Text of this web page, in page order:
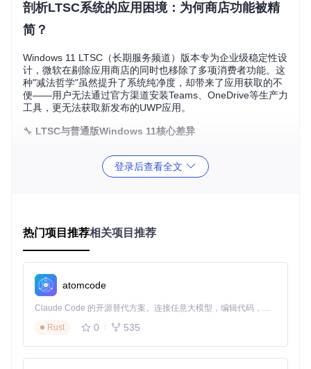
剖析LTSC系统的应用困境：为何商店功能被精
简？
Windows 11 LTSC（长期服务频道）版本专为企业级稳定性设
计，微软在剔除应用商店的同时也移除了多项消费者功能。这
种"减法哲学"虽然提升了系统纯净度，却带来了应用获取的不
便——用户无法通过官方渠道安装Teams、OneDrive等生产力
工具，更无法获取新发布的UWP应用。
🔧 LTSC与普通版Windows 11核心差异
Windows 11 24H2 L
TSC
普通Windows 11 2
组件更
新
每2-3年一次
企业工作站/服务器 个人消费设备
UWP支
核心价值解析：轻量级工具如何重建应用生态？
LTSC-Add-MicrosoftStore通过三步式解决方案，实现了"即插
登录后查看全文
热门项目推荐相关项目推荐
atomcode
Claude Code 的开源替代方案。连接任意大模型，编辑代码，运行命令，自动验证 — 全自动执行。用 Rust 构建，极致性能。 ｜ An open-source alternative to Claude Code. Connect any LLM, edit code, run commands, and verify changes — autonomously. Built in Rust for speed. Get Started
Rust
0 535